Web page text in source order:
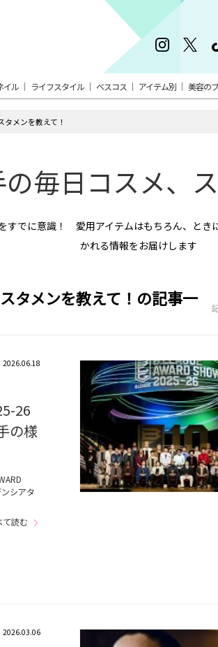
イル ライフスタイル ベスコス アイテム別 美容の
メンを教えて！
毎日コスメ、
すでに意識！ 愛用アイテムはもちろん、と
かれる情報をお届けします
タメンを教えて！の記事一
2026.06.18
26
の様
シアタ
て読む
2026.03.06